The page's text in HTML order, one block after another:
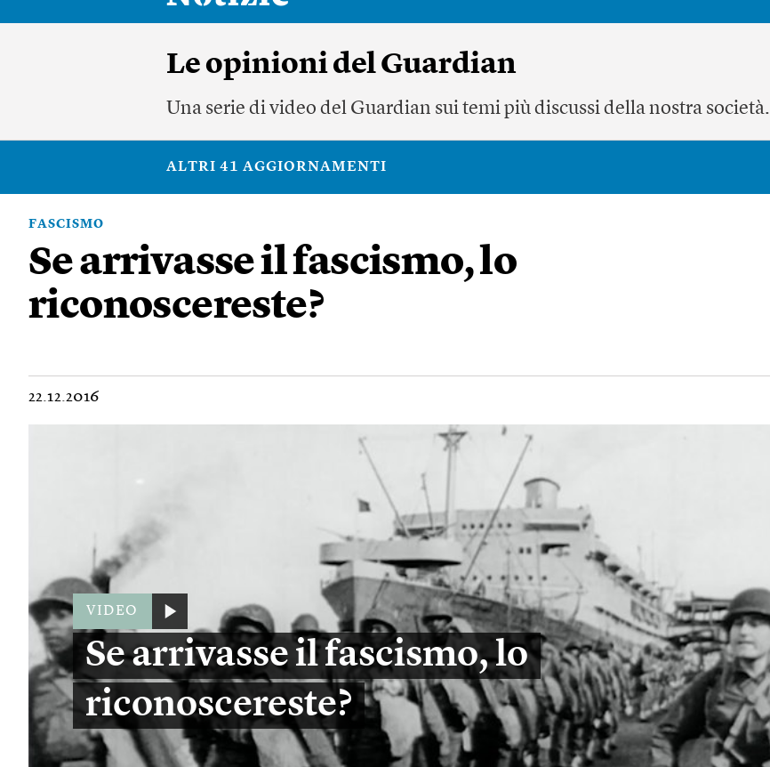
Le opinioni del Guardian
Una serie di video del Guardian sui temi più discussi della nostra società.
ALTRI 41 AGGIORNAMENTI
FASCISMO
Se arrivasse il fascismo, lo
riconoscereste?
22.12.2016
VIDEO
Se arrivasse il fascismo, lo
riconoscereste?